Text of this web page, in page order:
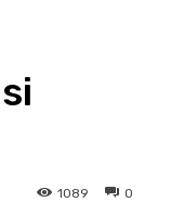
0
1089